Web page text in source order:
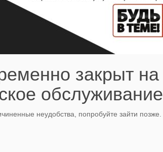
закрыт на
неудобства, попробуйте зайти позже.